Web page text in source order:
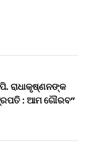
ରାଧାକୃଷ୍ଣନଙ୍କ
: ଆମ ଗୌରବ”